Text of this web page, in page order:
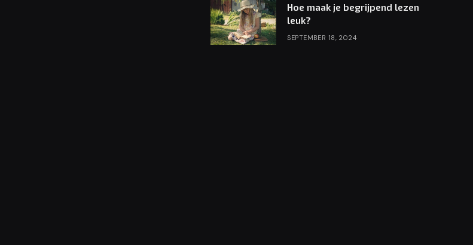
Hoe maak je begrijpend lezen
leuk?
SEPTEMBER 18, 2024